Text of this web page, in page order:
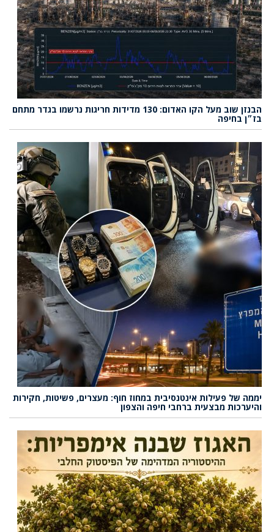
הבנזן שוב מעל הקו האדום: 130 מדידות חריגות נרשמו בגדר מתחם
בז״ן בחיפה
יממה של פעילות אינטנסיבית במחוז חוף: מעצרים, פשיטות, חקירות
והיערכות מבצעית ברחבי חיפה והצפון